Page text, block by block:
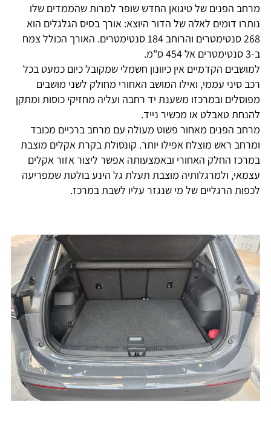
מרחב הפנים של טיגואן החדש שופר למרות שהממדים שלו
נותרו דומים לאלה של הדור היוצא: אורך בסיס הגלגלים הוא
268 סנטימטרים והרוחב 184 סנטימטרים. האורך הכולל צמח
ב-3 סנטימטרים אל 454 ס"מ.
למושבים הקדמיים אין כיוונון חשמלי שמקובל כיום כמעט בכל
רכב סיני עממי, ואילו המושב האחורי מחולק לשני מושבים
מפוסלים ובמרכזו משענת יד רחבה ועליה מחזיקי כוסות ומתקן
להנחת טאבלט או מכשיר נייד.
מרחב הפנים מאחור פשוט מעולה עם מרחב ברכיים מכובד
ומרחב ראש מוצלח אפילו יותר. קונסולת בקרת אקלים מוצבת
במרכז החלק האחורי ובאמצעותה אפשר ליצור אזור אקלים
עצמאי, ולמרגלותיה מוצבת תעלת גל הינע בולטת שמפריעה
לכפות הרגליים של מי שנגזר עליו לשבת במרכז.